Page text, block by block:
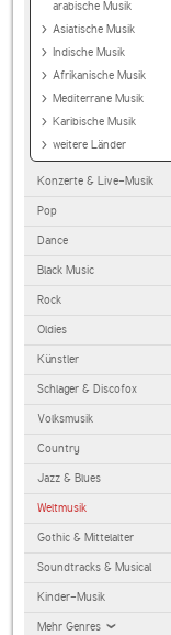
arabische Musik
Asiatische Musik
Indische Musik
Afrikanische Musik
Mediterrane Musik
Karibische Musik
weitere Länder
Konzerte & Live-Musik
Pop
Dance
Black Music
Rock
Oldies
Künstler
Schlager & Discofox
Volksmusik
Country
Jazz & Blues
Weltmusik
Gothic & Mittelalter
Soundtracks & Musical
Kinder-Musik
Mehr Genres